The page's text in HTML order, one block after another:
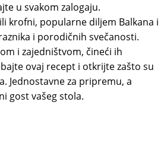
u svakom zalogaju.
krofni, popularne diljem Balkana i
i porodičnih svečanosti.
i zajedništvom, čineći ih
ovaj recept i otkrijte zašto su
Jednostavne za pripremu, a
gost vašeg stola.